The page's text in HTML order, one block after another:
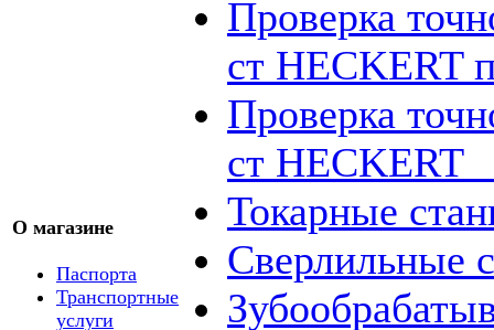
О магазине
Паспорта
Транспортные
услуги
Проверка
ст HECKERT
Проверка
ст HECKERT
Токарные
Сверлильные